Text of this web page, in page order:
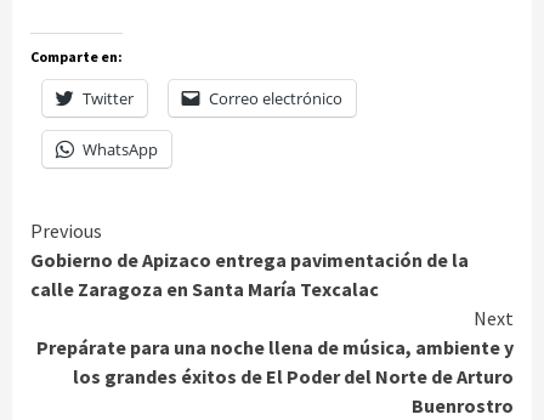
Comparte en:
Twitter Correo electrónico
WhatsApp
Continue
Reading
Previous
Gobierno de Apizaco entrega pavimentación de la
calle Zaragoza en Santa María Texcalac
Next
Prepárate para una noche llena de música, ambiente y
los grandes éxitos de El Poder del Norte de Arturo
Buenrostro